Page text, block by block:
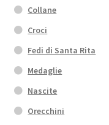
Collane
Croci
Fedi di Santa Rita
Medaglie
Nascite
Orecchini